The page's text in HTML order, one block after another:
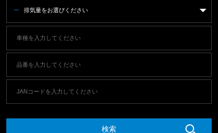
排気量をお選びください